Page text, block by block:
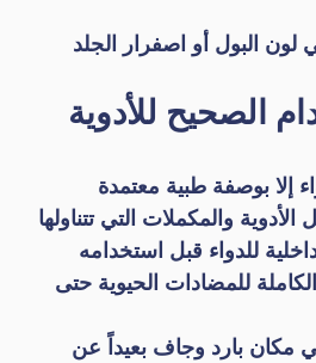
البول أو اصفرار الجلد
الصحيح للأدوية
إلا بوصفة طبية معتمدة
والمكملات التي تتناولها
للدواء قبل استخدامه
للمضادات الحيوية حتى
مكان بارد وجاف بعيداً عن